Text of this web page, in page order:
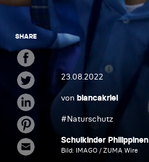
SHARE
23.08.2022
von biancakriel
#Naturschutz
Schulkinder Philippinen
Bild: IMAGO / ZUMA Wire